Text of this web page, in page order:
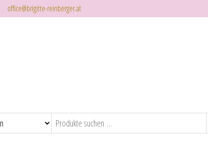
office@brigitte-reinberger.at